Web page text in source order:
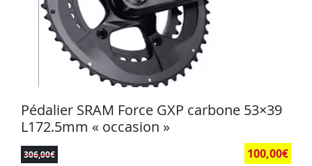
Pédalier SRAM Force GXP carbone 53×39
L172.5mm « occasion »
306,00€ 100,00€